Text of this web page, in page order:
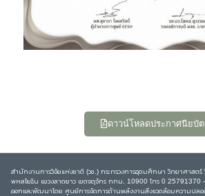
ดาวน์โหลดประกาศนียบั
สำนักงานการวิจัยแห่งชาติ (วช.) กระทรวงการอุดมศึกษา วิทยาศาสต
พหลโยธิน แขวงลาดยาว เขตจตุจักร กทม. 10900 โทร 0
ออกและพัฒนาโดย ศูนย์การจัดการด้านพลังงานสิ่งแวดล้อมความปลอ